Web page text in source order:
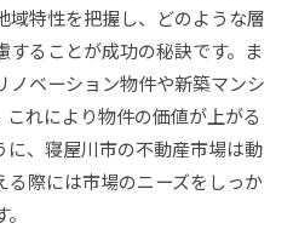
のテクニック
に引き出す方法
価格設定のコツ
のサポートを活用する
備プラン
化と売却成功のカギ
域特性を把握し、どのような層
ることが成功の秘訣です。ま
ノベーション物件や新築マンシ
れにより物件の価値が上がる
、寝屋川市の不動産市場は動
る際には市場のニーズをしっか